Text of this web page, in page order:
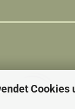
Cookies